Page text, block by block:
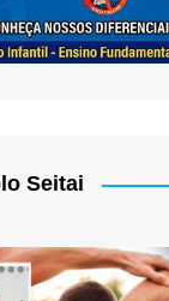
Seitai